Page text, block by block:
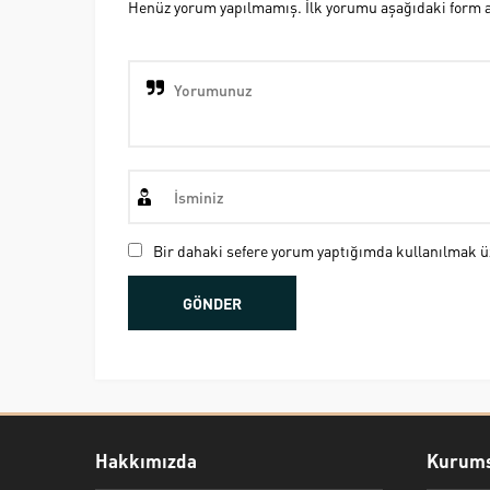
Henüz yorum yapılmamış. İlk yorumu aşağıdaki form
Bir dahaki sefere yorum yaptığımda kullanılmak
Hakkımızda